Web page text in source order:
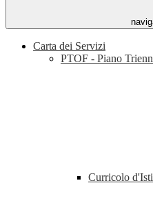
Carta dei Servizi
PTOF - Piano
Curricolo